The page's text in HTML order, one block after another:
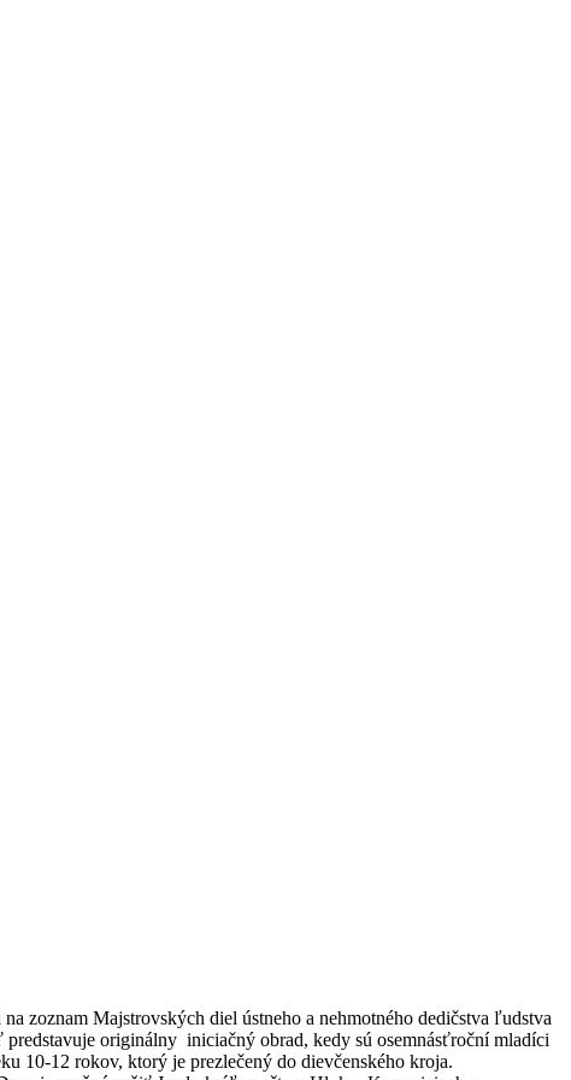
zoznam Majstrovských diel ústneho a nehmotného dedičstva ľudstva
originálny iniciačný obrad, kedy sú osemnásťroční mladíci
10-12 rokov, ktorý je prezlečený do dievčenského kroja.